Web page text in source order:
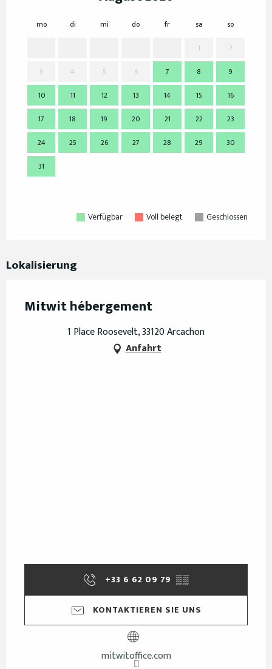
mo di mi do fr sa
so
1
2
3
4 5 6 7 8
9
10
11 12 13 14 15
16
17
18 19 20 21 22
23
24
25 26 27 28 29
30
31
Verfügbar Voll belegt Geschlossen
Lokalisierung
Mitwit hébergement
1 Place Roosevelt, 33120 Arcachon
Anfahrt
+33 6 62 09 79 ▒▒
KONTAKTIEREN SIE UNS
mitwitoffice.com